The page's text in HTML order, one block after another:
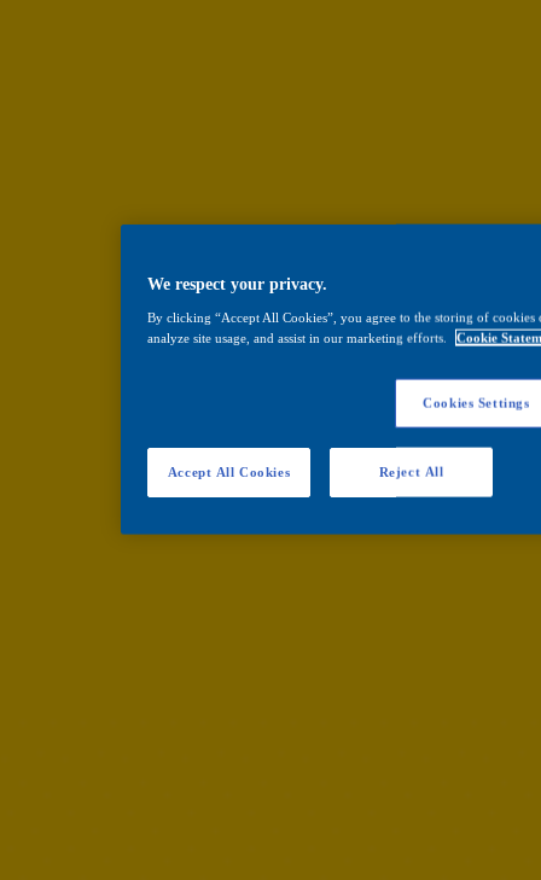
We respect your privacy.
By clicking “Accept All Cookies”, you agree to the storing of
analyze site usage, and assist in our marketing efforts.
Cookie
Cookies Settings
Reject All
Accept All Cookies